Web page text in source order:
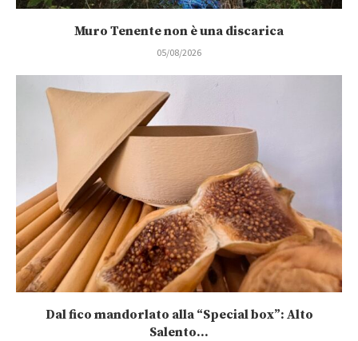
Muro Tenente non è una discarica
05/08/2026
Dal fico mandorlato alla “Special box”: Alto
Salento...